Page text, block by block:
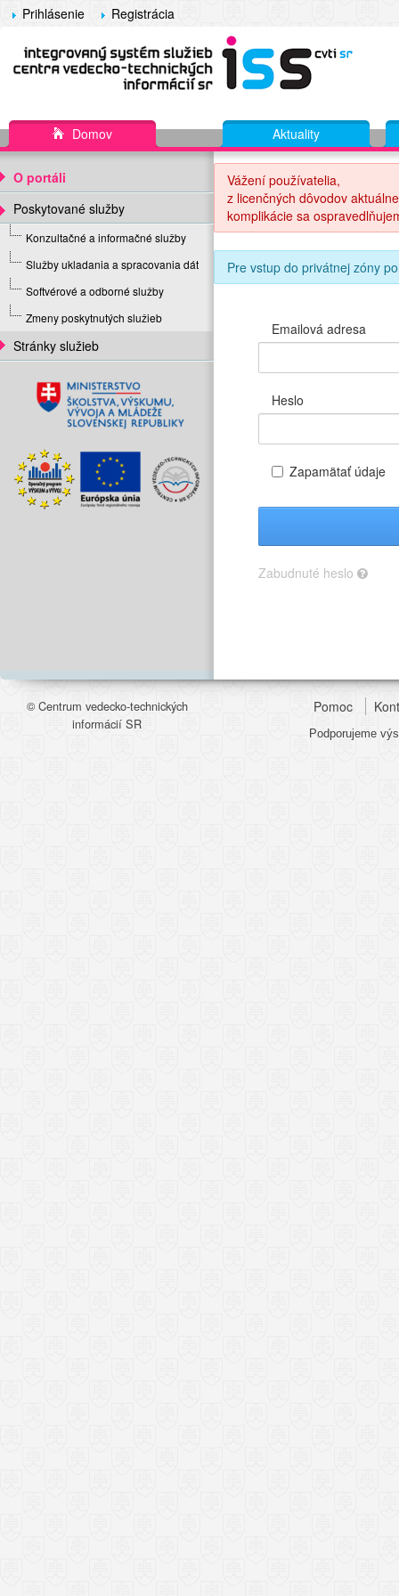
Prihlásenie Registrácia
Domov Aktuality
O portáli
Poskytované služby
Konzultačné a informačné služby
Služby ukladania a spracovania dát
Softvérové a odborné služby
Zmeny poskytnutých služieb
Stránky služieb
Vážení používatelia,
z licenčných dôvodov
komplikácie sa
Pre vstup do privátnej zóny
Emailová adresa
Heslo
Zapamätať údaje
Zabudnuté heslo
© Centrum vedecko-technických
informácií SR
Pomoc
Podporujeme